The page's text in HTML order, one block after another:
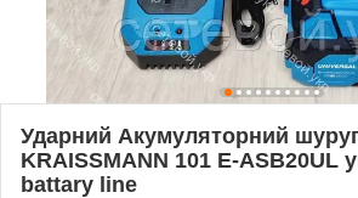
Ударний Акумуляторний
KRAISSMANN 101 E-ASB20UL
battary line